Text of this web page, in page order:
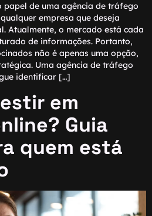
papel de uma agência de tráfego
empresa que deseja
Atualmente, o mercado está cada
de informações. Portanto,
não é apenas uma opção,
Uma agência de tráfego
identificar […]
em
Guia
quem está